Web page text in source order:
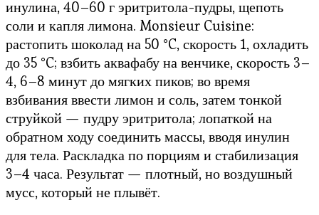
инулина, 40–60 г эритритола-пудры, щепоть
соли и капля лимона. Monsieur Cuisine:
растопить шоколад на 50 °C, скорость 1, охладить
до 35 °C; взбить аквафабу на венчике, скорость 3–
4, 6–8 минут до мягких пиков; во время
взбивания ввести лимон и соль, затем тонкой
струйкой — пудру эритритола; лопаткой на
обратном ходу соединить массы, вводя инулин
для тела. Раскладка по порциям и стабилизация
3–4 часа. Результат — плотный, но воздушный
мусс, который не плывёт.